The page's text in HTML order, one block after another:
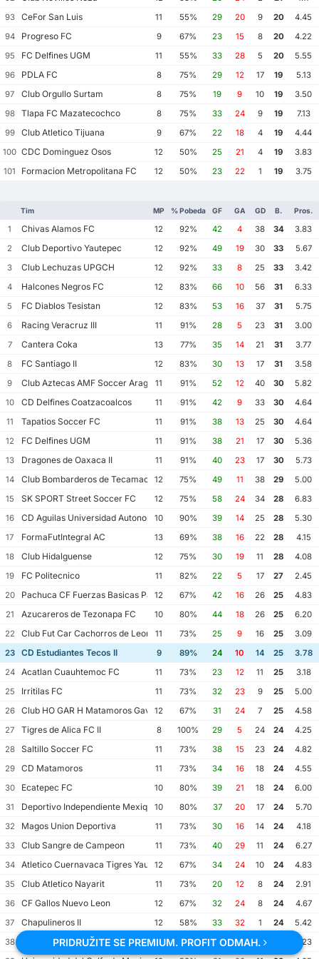
93
CeFor San Luis 11 55% 29 20 9 20
4.45
94
Progreso FC 9 67% 23 15 8 20
4.22
95
FC Delfines UGM 11 55% 33 28 5 20
5.55
96
PDLA FC 8 75% 29 12 17 19
5.13
97
Club Orgullo Surtam 8 75% 19 9 10 19
3.50
98
Tlapa FC Mazatecochco 8 75% 33 24 9 19
7.13
99
Club Atletico Tijuana 9 67% 22 18 4 19
4.44
100 CDC Dominguez Osos 12 50% 25 21 4 19
3.83
101
Formacion Metropolitana FC 12 50% 23 22 1 19 3.75
Tim MP % Pobeda GF GA GD B. Pros.
1 Chivas Alamos FC 12 92% 42 4 38 34
3.83
2
Club Deportivo Yautepec 12 92% 49 19 30 33
5.67
3
Club Lechuzas UPGCH 12 92% 33 8 25 33
3.42
4
Halcones Negros FC 12 83% 66 10 56 31
6.33
5
FC Diablos Tesistan 12 83% 53 16 37 31
5.75
6
Racing Veracruz III 11 91% 28 5 23 31
3.00
7
Cantera Coka 13 77% 35 14 21 31
3.77
8
FC Santiago II 12 83% 30 13 17 31
3.58
9
Club Aztecas AMF Soccer Aragon11 91% 52 12 40 30
5.82
10
CD Delfines Coatzacoalcos 11 91% 42 9 33 30
4.64
11
Tapatios Soccer FC 11 91% 38 13 25 30
4.64
12
FC Delfines UGM 11 91% 38 21 17 30
5.36
13
Dragones de Oaxaca II 11 91% 40 23 17 30
5.73
14
Club Bombarderos de Tecamac 12 75% 49 11 38 29
5.00
15
SK SPORT Street Soccer FC 12 75% 58 24 34 28
6.83
16
CD Aguilas Universidad Autonoma de Guerrero
10 90% 39 14 25 28
5.30
17
FormaFutIntegral AC 13 69% 38 16 22 28
4.15
18
Club Hidalguense 12 75% 30 19 11 28
4.08
19
FC Politecnico 11 82% 22 5 17 27
2.45
20
Pachuca CF Fuerzas Basicas Pachuca CF III
12 67% 42 16 26 25
4.83
21
Azucareros de Tezonapa FC 10 80% 44 18 26 25
6.20
22
Club Fut Car Cachorros de Leon 11 73% 25 9 16 25
3.09
23
CD Estudiantes Tecos II 9 89% 24 10 14 25
3.78
24
Acatlan Cuauhtemoc FC 11 73% 23 12 11 25
3.18
25
Irritilas FC 11 73% 32 23 9 25
5.00
26
Club HO GAR H Matamoros Gavilanes FC Matamoros II
12 67% 31 24 7 25
4.58
27
Tigres de Alica FC II 8 100% 29 5 24 24
4.25
28
Saltillo Soccer FC 11 73% 38 15 23 24
4.82
29
CD Matamoros 11 73% 34 16 18 24
4.55
30
Ecatepec FC 10 80% 39 21 18 24
6.00
31
Deportivo Independiente Mexiquense
10 80% 37 20 17 24
5.70
32
Magos Union Deportiva 11 73% 30 16 14 24
4.18
33
Club Sangre de Campeon 11 73% 40 29 11 24
6.27
34
Atletico Cuernavaca Tigres Yautepec
12 67% 34 24 10 24
4.83
35
Club Atletico Nayarit 11 73% 20 12 8 24
2.91
36
CF Gallos Nuevo Leon 12 67% 32 24 8 24
4.67
37
Chapulineros II 12 58% 33 32 1 24
5.42
38
Selva Canera 13 62% 30 38 -8
5.23
PRIDRUŽITE SE PREMIUM. PROFIT ODMAH.